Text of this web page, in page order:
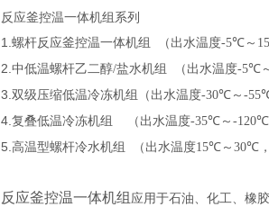
反应釜控温一体机组系列
1. 螺杆反应釜控温一体机组 （出水温度-5℃ ～
2. 中低温螺杆乙二醇/盐水机组 （出水温度-5℃
3. 双级压缩低温冷冻机组（出水温度-30℃ ～ -
4. 复叠低温冷冻机组 （出水温度-35℃ ～ -120℃
5. 高温型螺杆冷水机组 （出水温度15℃ ～ 30℃
反应釜控温一体机组 应用于石油、化工、橡